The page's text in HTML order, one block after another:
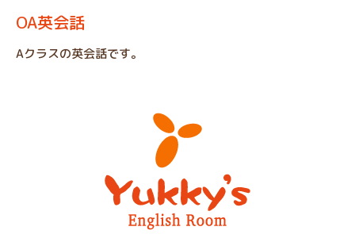
OA英会話
Aクラスの英会話です。